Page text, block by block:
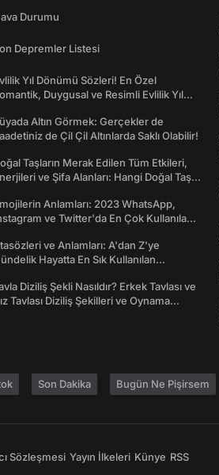
Durumu
Depremler Listesi
Yıl Dönümü Sözleri! En Özel
Duygusal ve Resimli Evlilik Yıl
Altın Görmek: Gerçekler de
de Çil Çil Altınlarda Saklı Olabilir!
Taşların Merak Edilen Tüm Etkileri,
ve Şifa Alanları: Hangi Doğal Taş
Anlamları: 2023 WhatsApp,
ve Twitter'da En Çok Kullanılan
ve Anlamları: A'dan Z'ye
Hayatta En Sık Kullanılan
Diziliş Şekli Nasıldır? Erkek Tavlası ve
Tavlası Diziliş Şekilleri ve Oynama
Son Dakika Bugün Ne Pişirsem
Sözleşmesi Yayın İlkeleri Künye RSS